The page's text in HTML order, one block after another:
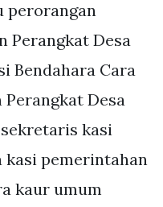
perorangan
Perangkat Desa
Bendahara Cara
Desa
kasi
kasi pemerintahan
kaur umum